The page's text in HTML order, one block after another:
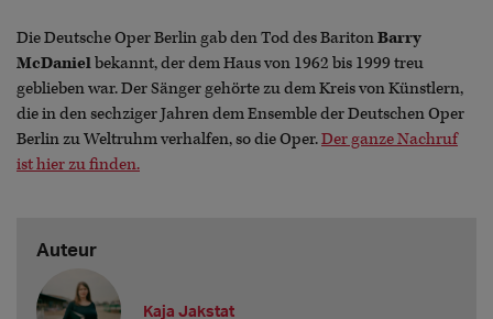
Die Deutsche Oper Berlin gab den Tod des BaritonBarry
McDanielbekannt, der dem Haus von 1962 bis 1999 treu
geblieben war. Der Sänger gehörte zu dem Kreis von Künstlern,
die in den sechziger Jahren dem Ensemble der Deutschen Oper
Berlin zu Weltruhm verhalfen, so die Oper.Der ganze Nachruf
ist hier zu finden.
Auteur
Kaja Jakstat